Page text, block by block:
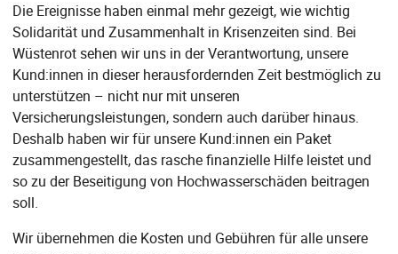
Die Ereignisse haben einmal mehr gezeigt, wie wichtig
Solidarität und Zusammenhalt in Krisenzeiten sind. Bei
Wüstenrot sehen wir uns in der Verantwortung, unsere
Kund:innen in dieser herausfordernden Zeit bestmöglich zu
unterstützen – nicht nur mit unseren
Versicherungsleistungen, sondern auch darüber hinaus.
Deshalb haben wir für unsere Kund:innen ein Paket
zusammengestellt, das rasche finanzielle Hilfe leistet und
so zu der Beseitigung von Hochwasserschäden beitragen
soll.
Wir übernehmen die Kosten und Gebühren für alle unsere